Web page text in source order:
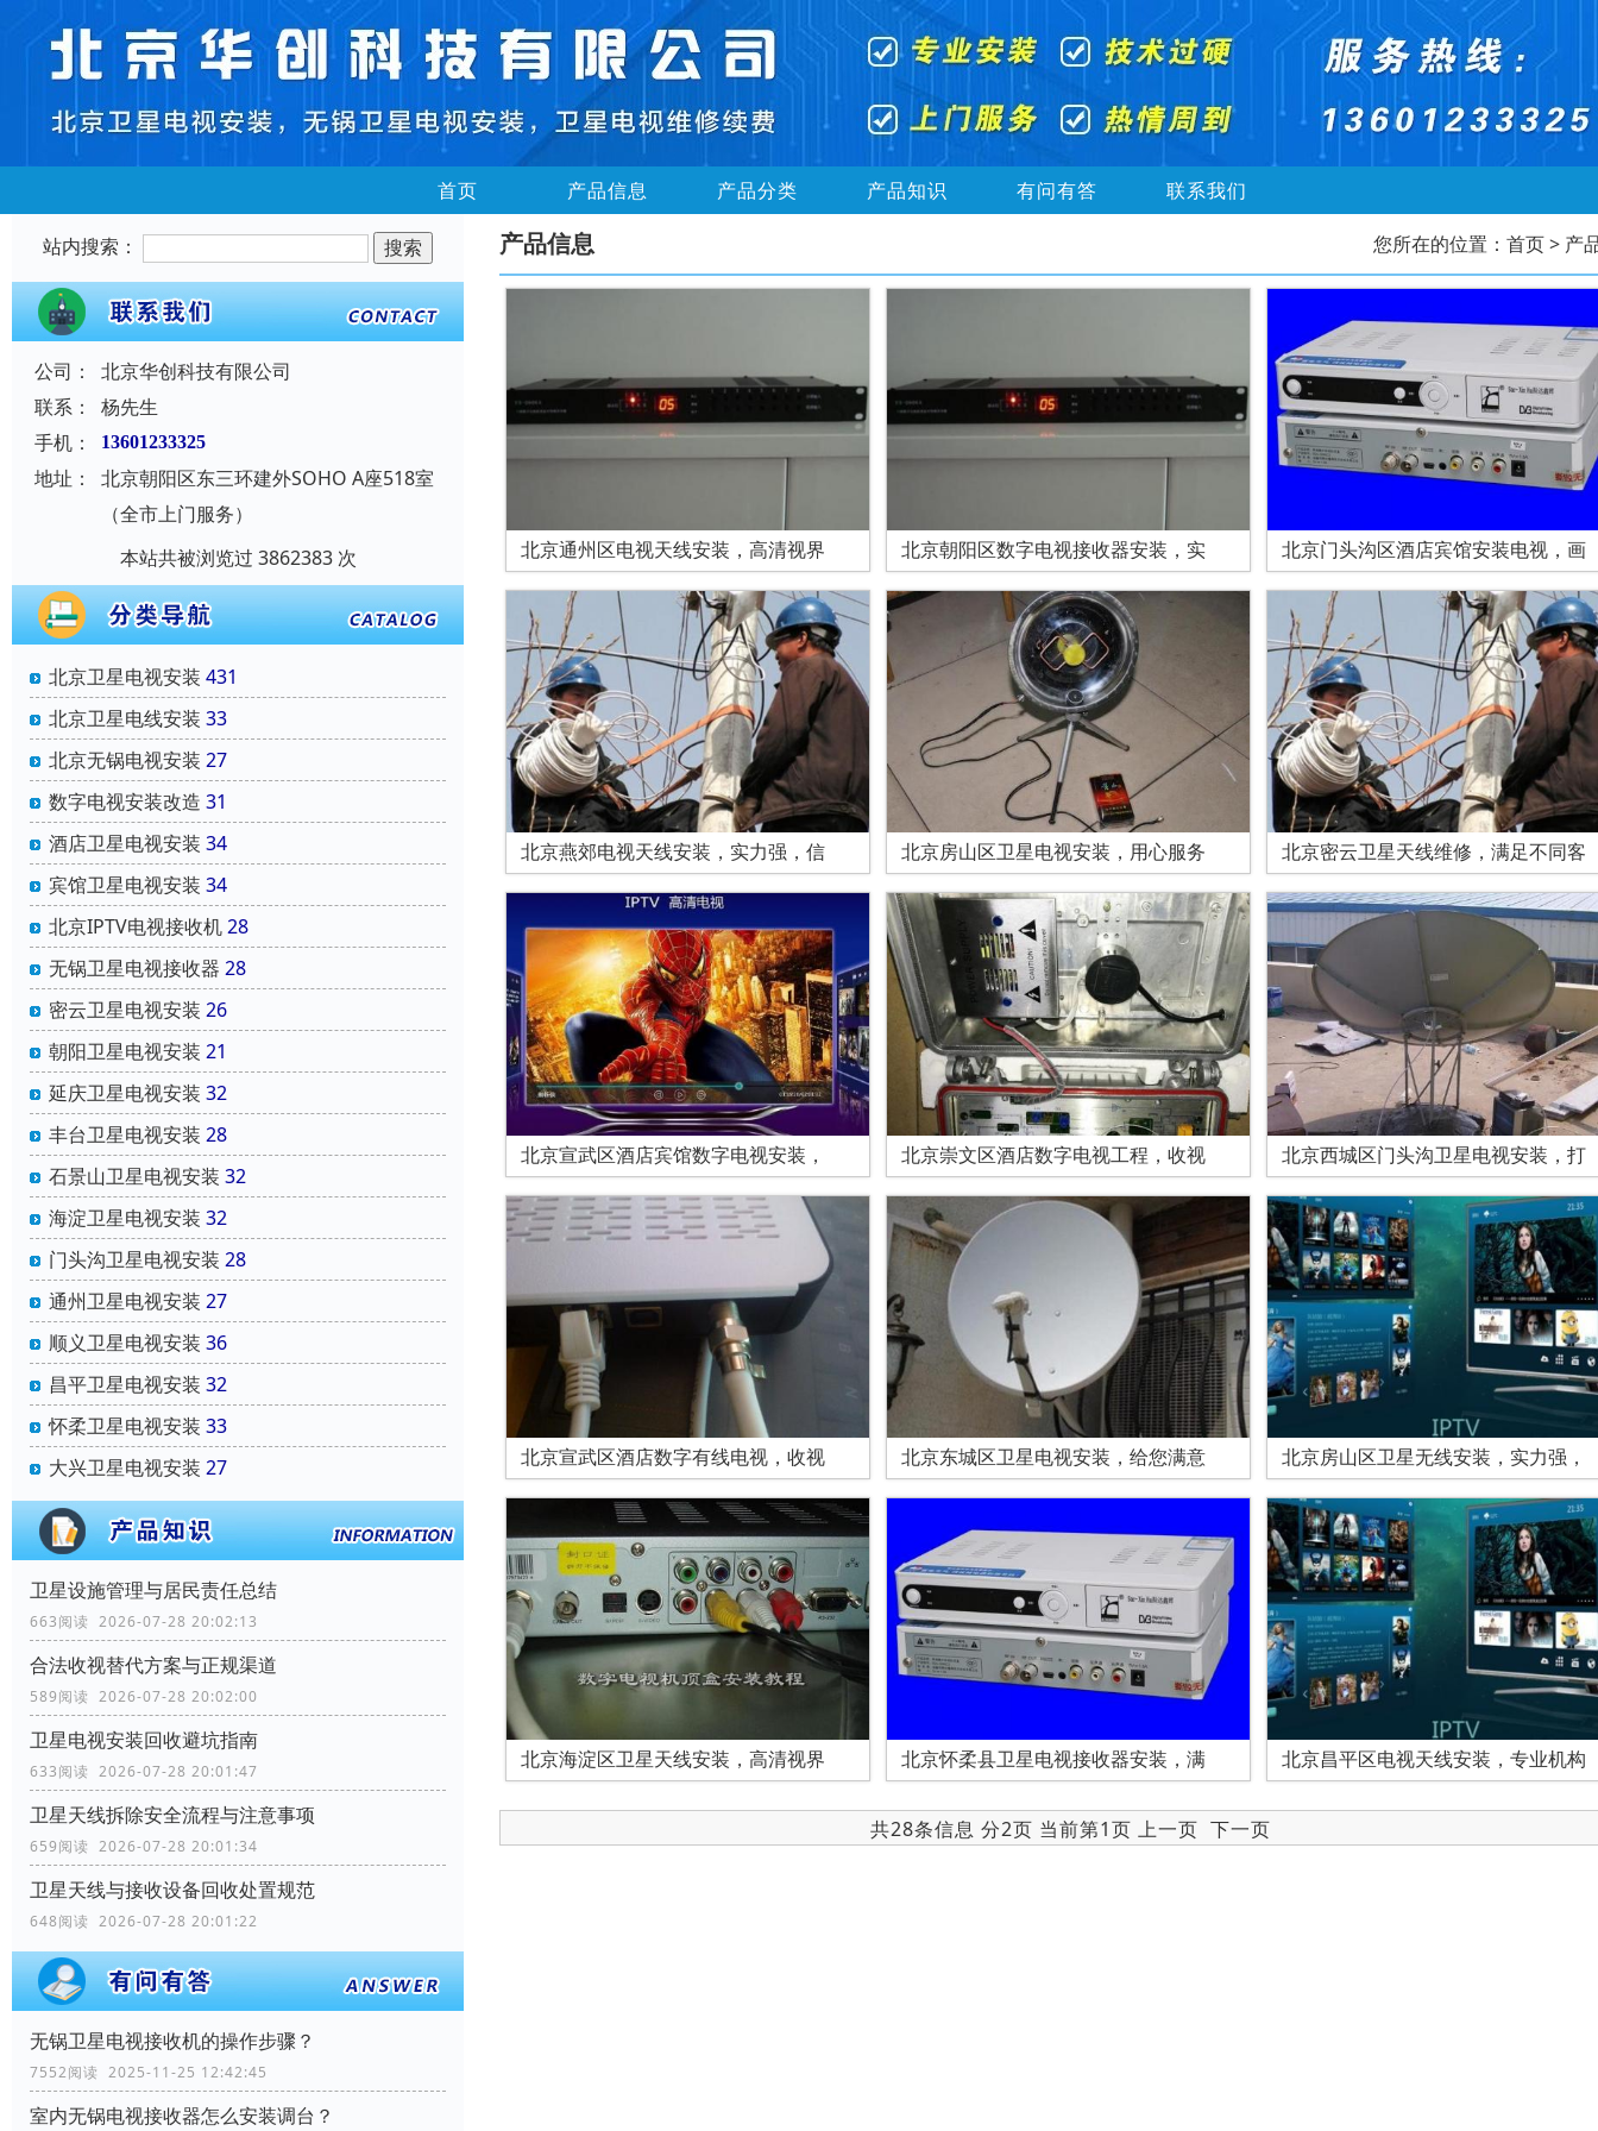
首页 产品信息 产品分类 产品知识 有问有答 联系我们
站内搜索：
公司：
北京华创科技有限公司
联系：
杨先生
手机：
13601233325
地址：
北京朝阳区东三环建外SOHO A座518室
（全市上门服务）
本站共被浏览过 3862383 次
北京卫星电视安装 431
北京卫星电线安装 33
北京无锅电视安装 27
数字电视安装改造 31
酒店卫星电视安装 34
宾馆卫星电视安装 34
北京IPTV电视接收机28
无锅卫星电视接收器 28
密云卫星电视安装 26
朝阳卫星电视安装 21
延庆卫星电视安装 32
丰台卫星电视安装 28
石景山卫星电视安装 32
海淀卫星电视安装 32
门头沟卫星电视安装 28
通州卫星电视安装 27
顺义卫星电视安装 36
昌平卫星电视安装 32
怀柔卫星电视安装 33
大兴卫星电视安装 27
卫星设施管理与居民责任总结
663阅读 2026-07-28 20:02:13
合法收视替代方案与正规渠道
589阅读 2026-07-28 20:02:00
卫星电视安装回收避坑指南
633阅读 2026-07-28 20:01:47
卫星天线拆除安全流程与注意事项
659阅读 2026-07-28 20:01:34
卫星天线与接收设备回收处置规范
648阅读 2026-07-28 20:01:22
无锅卫星电视接收机的操作步骤？
7552阅读 2025-11-25 12:42:45
室内无锅电视接收器怎么安装调台？
产品信息 您所在的位置： 首页> 产
北京通州区电视天线安装，高清视界 北京朝阳区数字电视接收器安装，实 北京门头沟区酒店宾馆安装电视，画
北京燕郊电视天线安装，实力强，信 北京房山区卫星电视安装，用心服务 北京密云卫星天线维修，满足不同客
北京宣武区酒店宾馆数字电视安装， 北京崇文区酒店数字电视工程，收视 北京西城区门头沟卫星电视安装，打
北京宣武区酒店数字有线电视，收视 北京东城区卫星电视安装，给您满意 北京房山区卫星无线安装，实力强，
北京海淀区卫星天线安装，高清视界 北京怀柔县卫星电视接收器安装，满 北京昌平区电视天线安装，专业机构
共28条信息 分2页 当前第1页 上一页 下一页